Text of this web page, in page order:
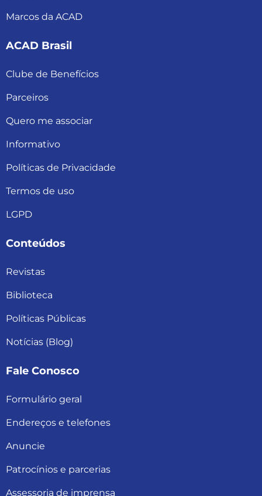
Marcos da ACAD
ACAD Brasil
Clube de Benefícios
Parceiros
Quero me associar
Informativo
Políticas de Privacidade
Termos de uso
LGPD
Conteúdos
Revistas
Biblioteca
Políticas Públicas
Notícias (Blog)
Fale Conosco
Formulário geral
Endereços e telefones
Anuncie
Patrocínios e parcerias
Assessoria de imprensa